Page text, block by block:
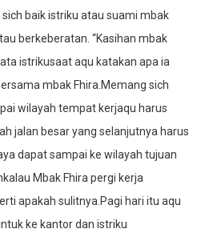
baik istriku atau suami mbak
berkeberatan. “Kasihan mbak
istrikusaat aqu katakan apa ia
mbak Fhira.Memang sich
wilayah tempat kerjaqu harus
jalan besar yang selanjutnya harus
dapat sampai ke wilayah tujuan
Mbak Fhira pergi kerja
apakah sulitnya.Pagi hari itu aqu
ke kantor dan istriku